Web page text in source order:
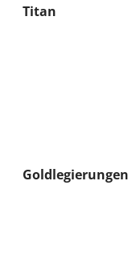
Titan
Goldlegierungen